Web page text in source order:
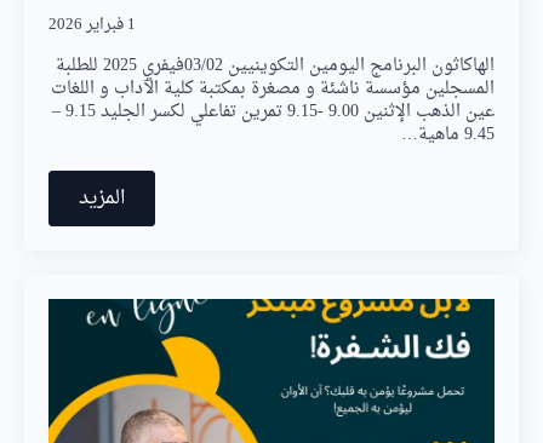
1 فبراير 2026
الهاكاثون البرنامج اليومين التكوينيين 03/02فيفري 2025 للطلبة
المسجلين مؤسسة ناشئة و مصغرة بمكتبة كلية الآداب و اللغات
عين الذهب الإثنين 9.00 -9.15 تمرين تفاعلي لكسر الجليد 9.15 –
9.45 ماهية…
المزيد